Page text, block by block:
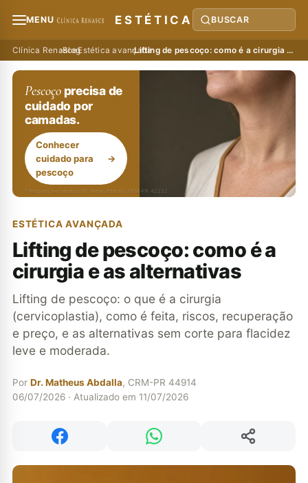
MENU ESTÉTICA BUSCAR
Clínica Renasce
›Blog
›Estética avançada
› Lifting de pescoço: como é a cirurgia e as alternativas
Pescoçoprecisa de
cuidado por
camadas.
Conhecer
cuidado para
pescoço
→
* Responsável técnico: Dr. Renan Abdalla, CRM-PR 42232
ESTÉTICA AVANÇADA
Lifting de pescoço: como é a
cirurgia e as alternativas
Lifting de pescoço: o que é a cirurgia
(cervicoplastia), como é feita, riscos, recuperação
e preço, e as alternativas sem corte para flacidez
leve e moderada.
Por Dr. Matheus Abdalla, CRM-PR 44914
06/07/2026 · Atualizado em 11/07/2026
Compartilhar no FacebookCompartilhar no WhatsApp
Compartilhar